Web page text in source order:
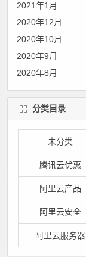
2021年1月
2020年12月
2020年10月
2020年9月
2020年8月
分类目录
未分类
腾讯云优惠
阿里云产品
阿里云安全
阿里云服务器